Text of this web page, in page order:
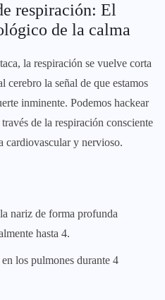
respiración: El
de la calma
la respiración se vuelve corta
cerebro la señal de que estamos
inminente. Podemos hackear
de la respiración consciente
cardiovascular y nervioso.
nariz de forma profunda
hasta 4.
los pulmones durante 4